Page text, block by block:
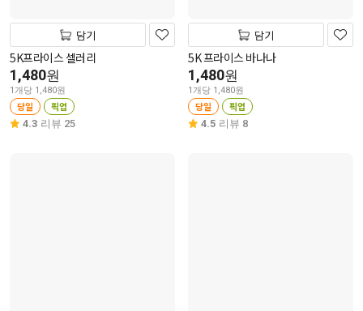
담기
5K프라이스 셀러리
1,480원
1개당 1,480원
당일 픽업
4.3 리뷰 25
담기
5K 프라이스 바나나
1,480원
1개당 1,480원
당일 픽업
4.5 리뷰 8